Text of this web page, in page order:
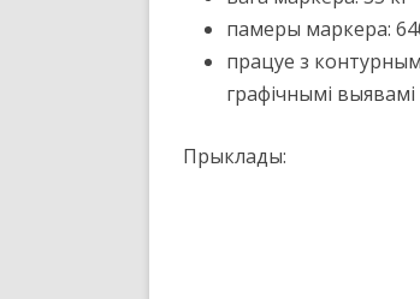
памеры маркера:
працуе з
графічнымі выявамі
Прыклады: